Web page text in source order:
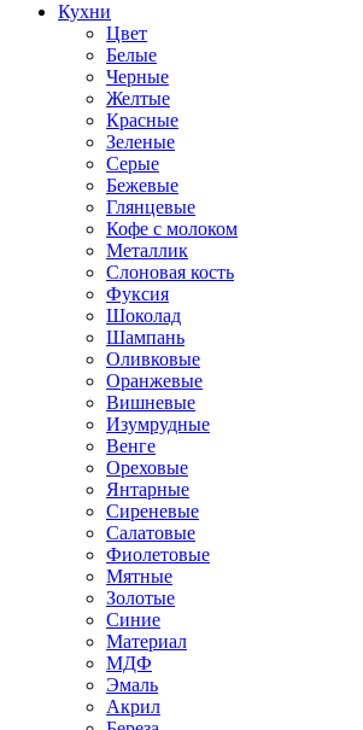
Кухни
Цвет
Белые
Черные
Желтые
Красные
Зеленые
Серые
Бежевые
Глянцевые
Кофе с молоком
Металлик
Слоновая кость
Фуксия
Шоколад
Шампань
Оливковые
Оранжевые
Вишневые
Изумрудные
Венге
Ореховые
Янтарные
Сиреневые
Салатовые
Фиолетовые
Мятные
Золотые
Синие
Материал
МДФ
Эмаль
Акрил